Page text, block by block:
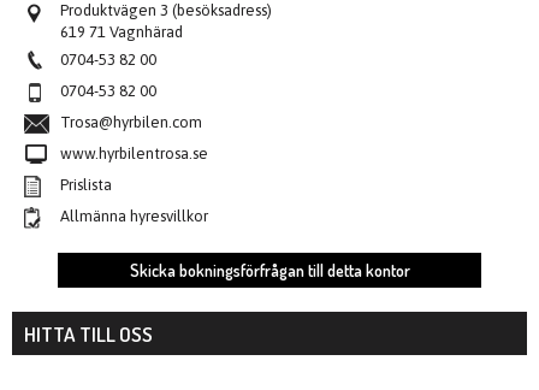
Produktvägen 3 (besöksadress)
619 71 Vagnhärad
0704-53 82 00
0704-53 82 00
Trosa@hyrbilen.com
www.hyrbilentrosa.se
Prislista
Allmänna hyresvillkor
Skicka bokningsförfrågan till detta kontor
HITTA TILL OSS